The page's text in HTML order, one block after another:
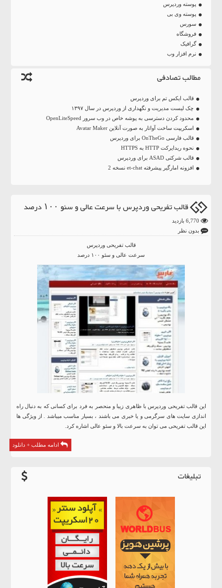
پوسته وردپرس
پوسته وی بی
سورس
فروشگاه
گرافیک
نرم افزار وب
مطالب تصادفی
قالب ایکس تم برای وردپرس
چک لیست مدیریت و نگهداری از وردپرس در سال ۱۳۹۷
محدود کردن دسترسی به پوشه خاص در وب سرور OpenLiteSpeed
اسکریپت ساخت آواتار به صورت آنلاین Avatar Maker
قالب فارسی OnTheGo برای وردپرس
نحوه ریدایرکت HTTP به HTTPS
قالب شرکتی ASAD برای وردپرس
افزونه امارگیر پیشرفته et-chat نسخه 2
قالب تفریحی وردپرس با سرعت عالی و سئو ۱۰۰ درصد
بدون نظر
قالب تفریحی وردپرس
سرعت عالی و سئو ۱۰۰ درصد
این قالب تفریحی وردپرس با ظاهری زیبا و منحصر به فرد برای کسانی که به دنبال راه
اندازی سایت های سرگرمی و یا خبری می باشند ، بسیار مناسب میباشد . از ویژگی ها
این قالب تفریحی می توان به سرعت بالا و سئو عالی اشاره کرد.
ادامه مطلب + دانلود
تبلیغات